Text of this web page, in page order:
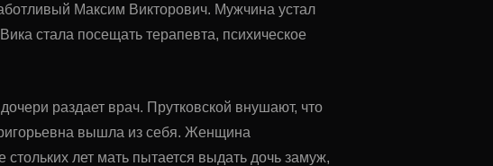
Максим Викторович. Мужчина устал
стала посещать терапевта, психическое
раздает врач. Прутковской внушают, что
вышла из себя. Женщина
лет мать пытается выдать дочь замуж,